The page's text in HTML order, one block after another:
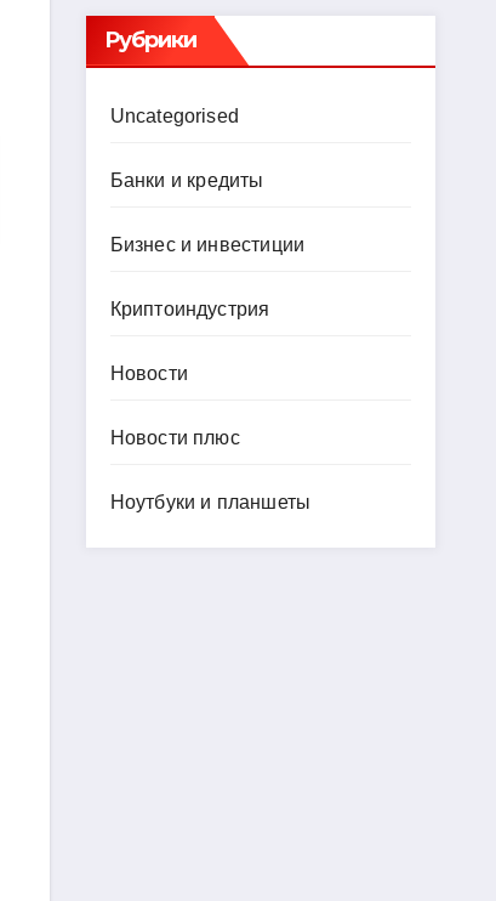
Рубрики
Uncategorised
Банки и кредиты
Бизнес и инвестиции
Криптоиндустрия
Новости
Новости плюс
Ноутбуки и планшеты